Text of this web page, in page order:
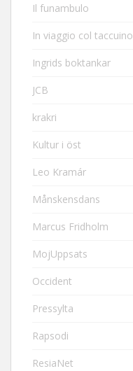
Il funambulo
In viaggio col taccuino
Ingrids boktankar
JCB
krakri
Kultur i öst
Leo Kramár
Månskensdans
Marcus Fridholm
MojUppsats
Occident
Pressylta
Rapsodi
ResiaNet